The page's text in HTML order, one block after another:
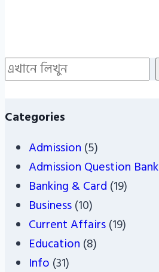
Search
Categories
Admission (5)
Admission Question Bank
Banking & Card (19)
Business(10)
Current Affairs(19)
Education (8)
Info (31)